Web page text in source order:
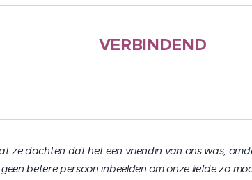
VERBINDEND
ze dachten dat het een vriendin van ons was,
geen betere persoon inbeelden om onze liefde zo